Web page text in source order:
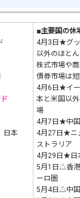
日本
■主要国の休
4月3日★グ
以外のほと
株式市場や
債券市場は
4月6日★イー
本と米国以
場
4月7日★中国
4月27日★ニ
ストラリア
4月29日★日
5月1日△香
ーロ圏
5月4日△中